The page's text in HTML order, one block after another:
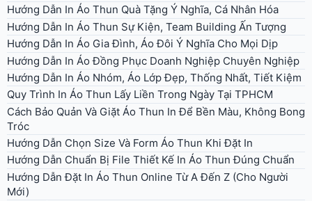
Hướng Dẫn In Áo Thun Quà Tặng Ý Nghĩa, Cá Nhân Hóa
Hướng Dẫn In Áo Thun Sự Kiện, Team Building Ấn Tượng
Hướng Dẫn In Áo Gia Đình, Áo Đôi Ý Nghĩa Cho Mọi Dịp
Hướng Dẫn In Áo Đồng Phục Doanh Nghiệp Chuyên Nghiệp
Hướng Dẫn In Áo Nhóm, Áo Lớp Đẹp, Thống Nhất, Tiết Kiệm
Quy Trình In Áo Thun Lấy Liền Trong Ngày Tại TPHCM
Cách Bảo Quản Và Giặt Áo Thun In Để Bền Màu, Không Bong
Tróc
Hướng Dẫn Chọn Size Và Form Áo Thun Khi Đặt In
Hướng Dẫn Chuẩn Bị File Thiết Kế In Áo Thun Đúng Chuẩn
Hướng Dẫn Đặt In Áo Thun Online Từ A Đến Z (Cho Người
Mới)